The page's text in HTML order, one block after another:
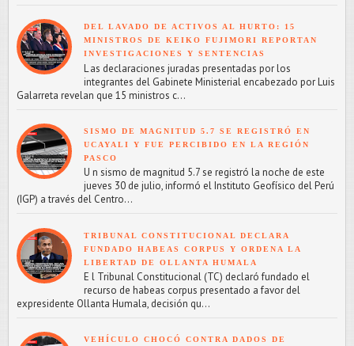
DEL LAVADO DE ACTIVOS AL HURTO: 15
MINISTROS DE KEIKO FUJIMORI REPORTAN
INVESTIGACIONES Y SENTENCIAS
L as declaraciones juradas presentadas por los
integrantes del Gabinete Ministerial encabezado por Luis
Galarreta revelan que 15 ministros c...
SISMO DE MAGNITUD 5.7 SE REGISTRÓ EN
UCAYALI Y FUE PERCIBIDO EN LA REGIÓN
PASCO
U n sismo de magnitud 5.7 se registró la noche de este
jueves 30 de julio, informó el Instituto Geofísico del Perú
(IGP) a través del Centro...
TRIBUNAL CONSTITUCIONAL DECLARA
FUNDADO HABEAS CORPUS Y ORDENA LA
LIBERTAD DE OLLANTA HUMALA
E l Tribunal Constitucional (TC) declaró fundado el
recurso de habeas corpus presentado a favor del
expresidente Ollanta Humala, decisión qu...
VEHÍCULO CHOCÓ CONTRA DADOS DE